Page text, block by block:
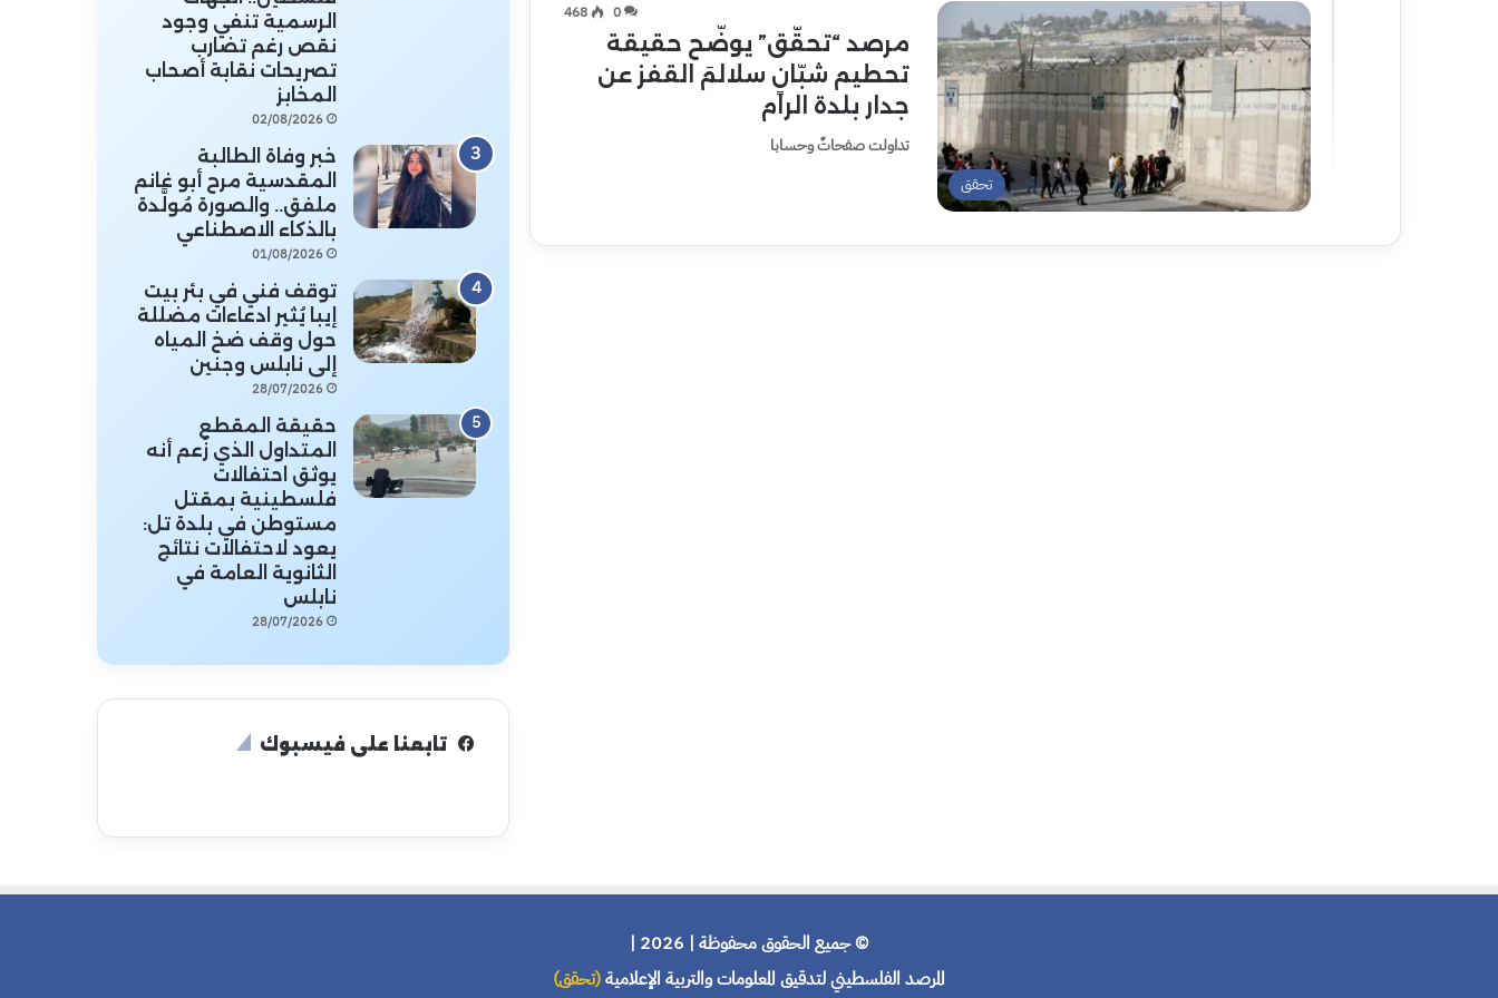
تحقق
0
468
مرصد “تحقّق” يوضّح حقيقة
تحطيم شبّانٍ سلالمَ القفز عن
جدار بلدة الرام
تداولت صفحاتٌ وحسابا
الرسمية تنفي وجود
نقص رغم تضارب
تصريحات نقابة أصحاب
المخابز
02/08/2026
خبر وفاة الطالبة
المقدسية مرح أبو غانم
ملفق.. والصورة مُولَّدة
بالذكاء الاصطناعي
01/08/2026
توقف فني في بئر بيت
إيبا يُثير ادعاءات مضللة
حول وقف ضخ المياه
إلى نابلس وجنين
28/07/2026
حقيقة المقطع
المتداول الذي زُعم أنه
يوثق احتفالات
فلسطينية بمقتل
مستوطن في بلدة تل:
يعود لاحتفالات نتائج
الثانوية العامة في
نابلس
28/07/2026
تابعنا على فيسبوك
© جميع الحقوق محفوظة | 2026 |
المرصد الفلسطيني لتدقيق المعلومات والتربية الإعلامية(تحقق)